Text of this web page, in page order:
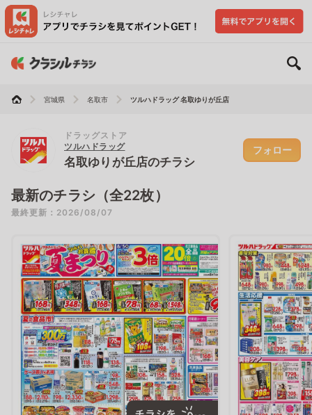
宮城県 名取市 ツルハドラッグ 名取ゆりが丘店
ドラッグストア
ツルハドラッグ
名取ゆりが丘店のチラシ
フォロー
最新のチラシ（全22枚）
最終更新：2026/08/07